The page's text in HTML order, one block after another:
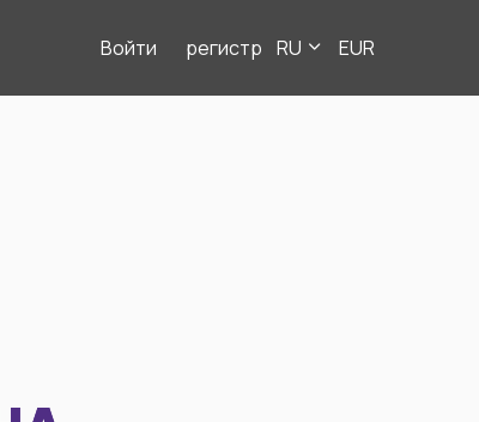
Войти регистр RU EUR